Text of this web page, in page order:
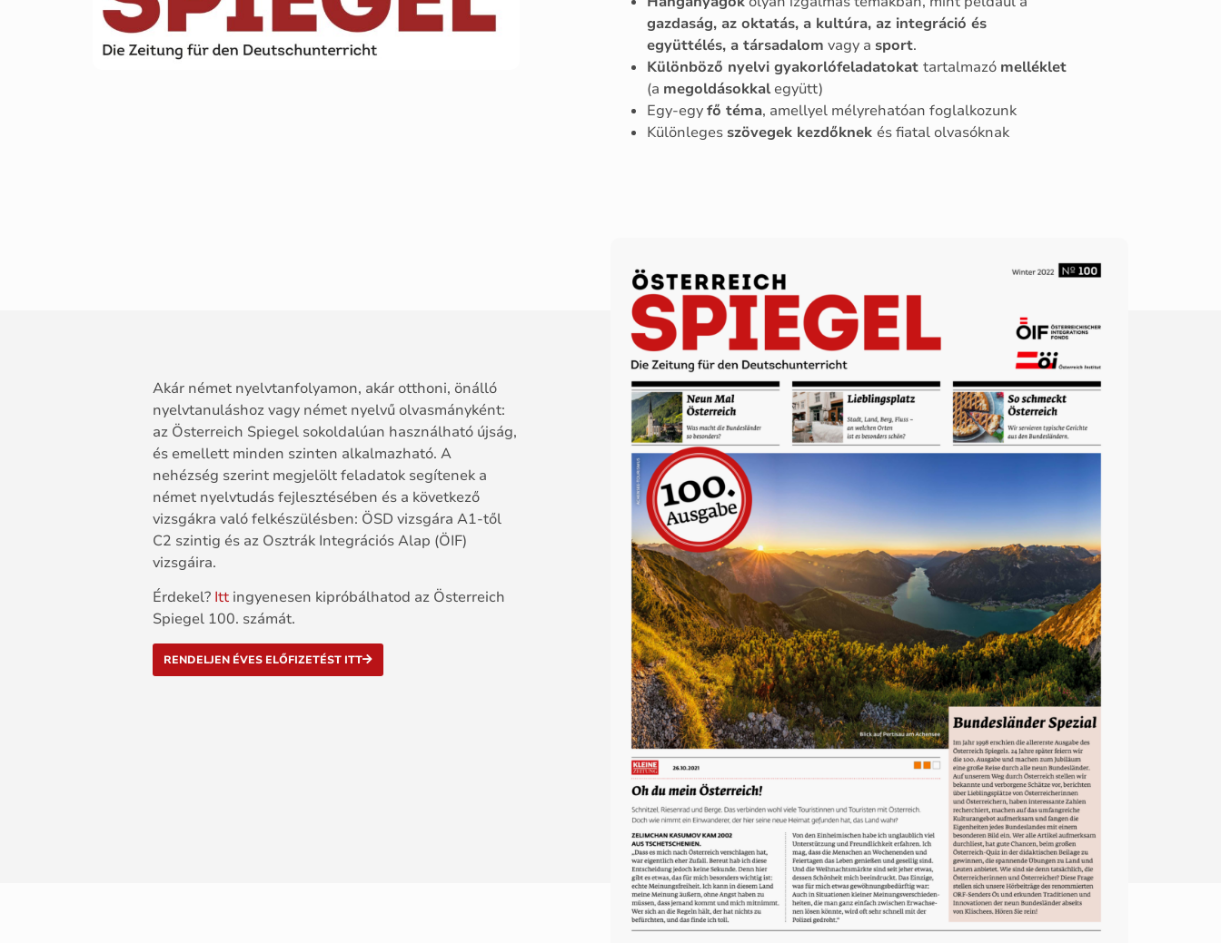
gazdaság, az oktatás, a kultúra, az integráció és
együttélés, a társadalom vagy a sport.
Különböző nyelvi gyakorlófeladatokat tartalmazó melléklet
(a megoldásokkalegyütt)
Egy-egyfő téma, amellyel mélyrehatóan foglalkozunk
Különleges szövegek kezdőknek és fiatal olvasóknak
Akár német nyelvtanfolyamon, akár otthoni, önálló
nyelvtanuláshoz vagy német nyelvű olvasmányként:
az Österreich Spiegel sokoldalúan használható újság,
és emellett minden szinten alkalmazható. A
nehézség szerint megjelölt feladatok segítenek a
német nyelvtudás fejlesztésében és a következő
vizsgákra való felkészülésben: ÖSD vizsgára A1-től
C2 szintig és az Osztrák Integrációs Alap (ÖIF)
vizsgáira.
Érdekel? Itt ingyenesen kipróbálhatod az Österreich
Spiegel 100. számát.
RENDELJEN ÉVES ELŐFIZETÉST ITT